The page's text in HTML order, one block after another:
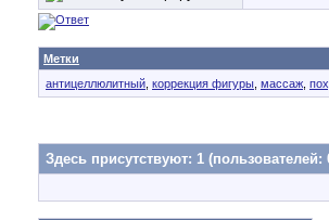
Метки
антицеллюлитный коррекция фигуры массаж
Здесь присутствуют: 1 (пользователей: